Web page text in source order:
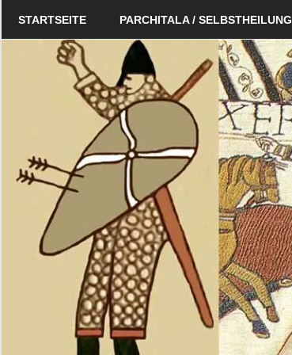
Schildverlag
STARTSEITE PARCHITALA / SELBSTHEILUNG